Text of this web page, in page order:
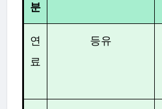
분
연
료
등유